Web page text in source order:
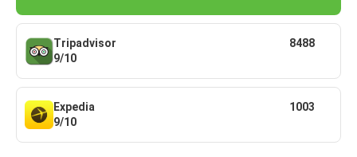
Tripadvisor
9/10
8488
Expedia
9/10
1003